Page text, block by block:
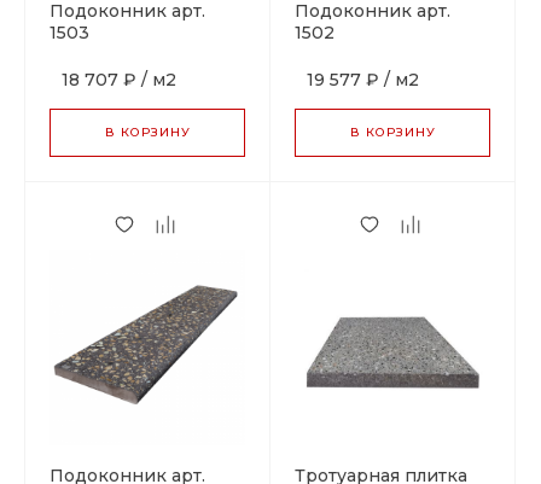
Подоконник арт.
1503
18 707 ₽ / м2
В КОРЗИНУ
Подоконник арт.
1502
19 577 ₽ / м2
В КОРЗИНУ
Подоконник арт.
Тротуарная плитка